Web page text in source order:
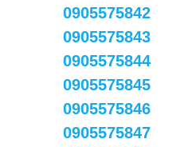
0905575842
0905575843
0905575844
0905575845
0905575846
0905575847